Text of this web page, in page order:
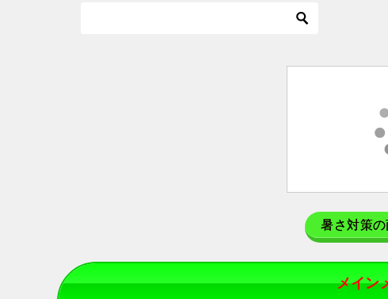
暑さ対策
メイン